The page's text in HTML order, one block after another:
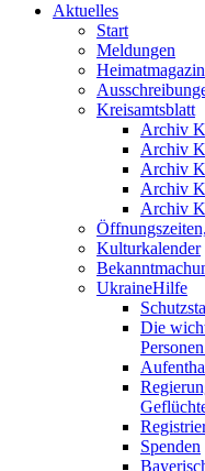
Aktuelles
Start
Meldungen
Heimatmagazin
Kreisamtsblatt
Archiv
Archiv
Archiv
Archiv
Archiv
Kulturkalender
UkraineHilfe
Die
Spenden